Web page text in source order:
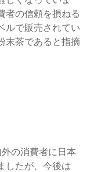
者の信頼を損ねる
ルで販売されてい
末茶であると指摘
の消費者に日本
したが、今後は